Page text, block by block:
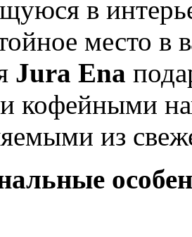
в
место
Jura Ena
кофейными
из